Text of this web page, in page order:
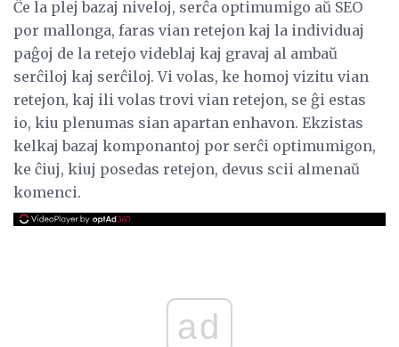
Ĉe la plej bazaj niveloj, serĉa optimumigo aŭ SEO
por mallonga, faras vian retejon kaj la individuaj
paĝoj de la retejo videblaj kaj gravaj al ambaŭ
serĉiloj kaj serĉiloj. Vi volas, ke homoj vizitu vian
retejon, kaj ili volas trovi vian retejon, se ĝi estas
io, kiu plenumas sian apartan enhavon. Ekzistas
kelkaj bazaj komponantoj por serĉi optimumigon,
ke ĉiuj, kiuj posedas retejon, devus scii almenaŭ
komenci.
ad